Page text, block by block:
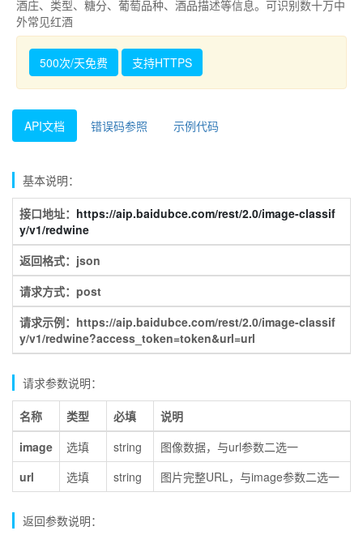
酒庄、类型、糖分、葡萄品种、酒品描述等信息。可识别数十万中
外常见红酒
500次/天免费 支持HTTPS
API文档 错误码参照 示例代码
基本说明：
接口地址： https://aip.baidubce.com/rest/2.0/image-classif
y/v1/redwine
返回格式：json
请求方式：post
请求示例：https://aip.baidubce.com/rest/2.0/image-classif
y/v1/redwine?access_token=token&url=url
请求参数说明：
名称 类型 必填
说明
image
选填 string
图像数据，与url参数二选一
url
选填 string 图片完整URL，与image参数二选一
返回参数说明：